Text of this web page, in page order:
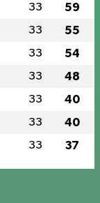
33 59
33 55
33 54
33 48
33 40
33 40
33 37